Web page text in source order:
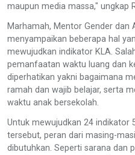
maupun media massa," ungkap
Marhamah, Mentor Gender dan
menyampaikan beberapa hal
mewujudkan indikator KLA.
pemanfaatan waktu luang dan
diperhatikan yakni bagaimana
ramah dan wajib belajar, serta
waktu anak bersekolah.
Untuk mewujudkan 24 indikator
tersebut, peran dari masing-
dibutuhkan. Seperti sarana dan